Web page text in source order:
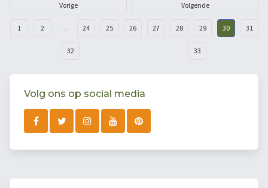
Vorige Volgende
1 2 … 24 25 26 27 28 29 30 31
32 33
Volg ons op social media